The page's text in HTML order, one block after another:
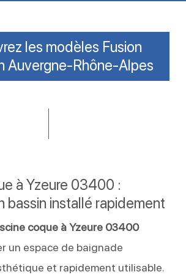
les modèles Fusion
Auvergne-Rhône-Alpes
à Yzeure 03400 :
bassin installé rapidement
coque à Yzeure 03400
un espace de baignade
et rapidement utilisable.